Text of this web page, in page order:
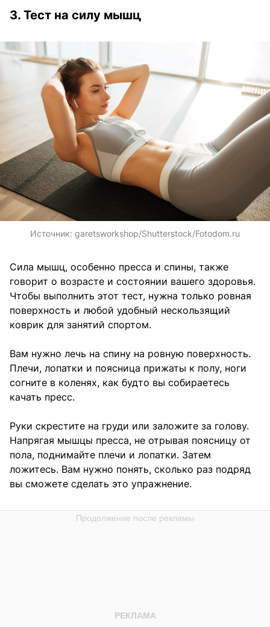
3. Тест на силу мышц
Источник: garetsworkshop/Shutterstock/Fotodom.ru
Сила мышц, особенно пресса и спины, также
говорит о возрасте и состоянии вашего здоровья.
Чтобы выполнить этот тест, нужна только ровная
поверхность и любой удобный нескользящий
коврик для занятий спортом.
Вам нужно лечь на спину на ровную поверхность.
Плечи, лопатки и поясница прижаты к полу, ноги
согните в коленях, как будто вы собираетесь
качать пресс.
Руки скрестите на груди или заложите за голову.
Напрягая мышцы пресса, не отрывая поясницу от
пола, поднимайте плечи и лопатки. Затем
ложитесь. Вам нужно понять, сколько раз подряд
вы сможете сделать это упражнение.